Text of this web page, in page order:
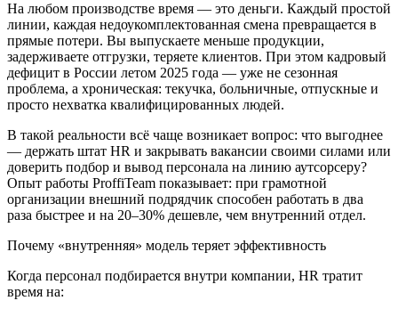
На любом производстве время — это деньги. Каждый простой
линии, каждая недоукомплектованная смена превращается в
прямые потери. Вы выпускаете меньше продукции,
задерживаете отгрузки, теряете клиентов. При этом кадровый
дефицит в России летом 2025 года — уже не сезонная
проблема, а хроническая: текучка, больничные, отпускные и
просто нехватка квалифицированных людей.
В такой реальности всё чаще возникает вопрос: что выгоднее
— держать штат HR и закрывать вакансии своими силами или
доверить подбор и вывод персонала на линию аутсорсеру?
Опыт работы ProffiTeam показывает: при грамотной
организации внешний подрядчик способен работать в два
раза быстрее и на 20–30% дешевле, чем внутренний отдел.
Почему «внутренняя» модель теряет эффективность
Когда персонал подбирается внутри компании, HR тратит
время на: